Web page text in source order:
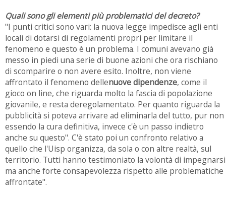
Quali sono gli elementi più problematici del decreto?
"I punti critici sono vari: la nuova legge impedisce agli enti
locali di dotarsi di regolamenti propri per limitare il
fenomeno e questo è un problema. I comuni avevano già
messo in piedi una serie di buone azioni che ora rischiano
di scomparire o non avere esito. Inoltre, non viene
affrontato il fenomeno dellenuove dipendenze, come il
gioco on line, che riguarda molto la fascia di popolazione
giovanile, e resta deregolamentato. Per quanto riguarda la
pubblicità si poteva arrivare ad eliminarla del tutto, pur non
essendo la cura definitiva, invece c'è un passo indietro
anche su questo". C'è stato poi un confronto relativo a
quello che l'Uisp organizza, da sola o con altre realtà, sul
territorio. Tutti hanno testimoniato la volontà di impegnarsi
ma anche forte consapevolezza rispetto alle problematiche
affrontate".